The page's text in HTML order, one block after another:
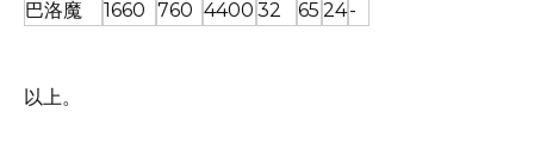
巴洛魔
1660 760 4400 32 65 24-
以上。